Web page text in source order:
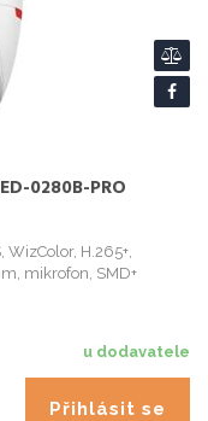
0280B-PRO
H.265+,
mikrofon, SMD+
u dodavatele
Přihlásit se